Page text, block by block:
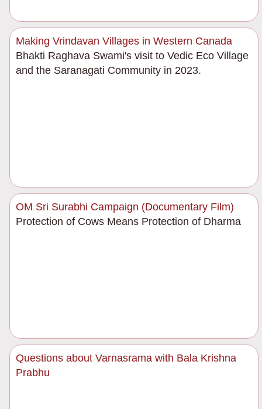
Making Vrindavan Villages in Western Canada
Bhakti Raghava Swami's visit to Vedic Eco Village
and the Saranagati Community in 2023.
OM Sri Surabhi Campaign (Documentary Film)
Protection of Cows Means Protection of Dharma
Questions about Varnasrama with Bala Krishna
Prabhu